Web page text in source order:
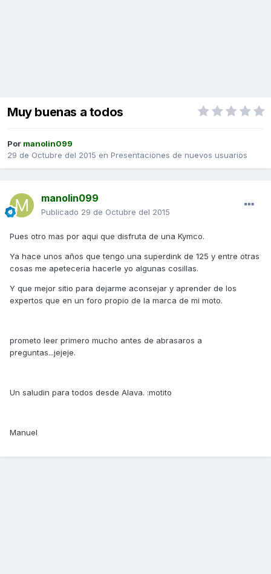
Muy buenas a todos
Por manolin099
29 de Octubre del 2015 en Presentaciones de nuevos usuarios
manolin099
Publicado 29 de Octubre del 2015
Pues otro mas por aqui que disfruta de una Kymco.
Ya hace unos años que tengo una superdink de 125 y entre otras
cosas me apeteceria hacerle yo algunas cosillas.
Y que mejor sitio para dejarme aconsejar y aprender de los
expertos que en un foro propio de la marca de mi moto.
prometo leer primero mucho antes de abrasaros a
preguntas...jejeje.
Un saludin para todos desde Alava. :motito
Manuel